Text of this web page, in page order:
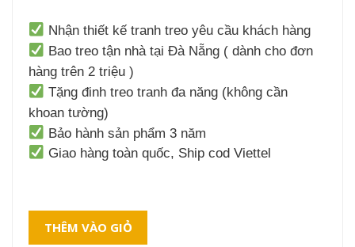
Nhận thiết kế tranh treo yêu cầu khách hàng
Bao treo tận nhà tại Đà Nẵng ( dành cho đơn
hàng trên 2 triệu )
Tặng đinh treo tranh đa năng (không cần
khoan tường)
Bảo hành sản phẩm 3 năm
Giao hàng toàn quốc, Ship cod Viettel
THÊM VÀO GIỎ